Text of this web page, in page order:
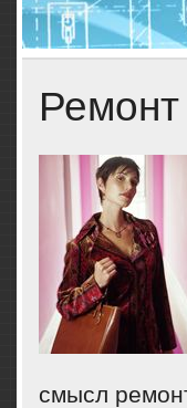
Ремонт
смысл